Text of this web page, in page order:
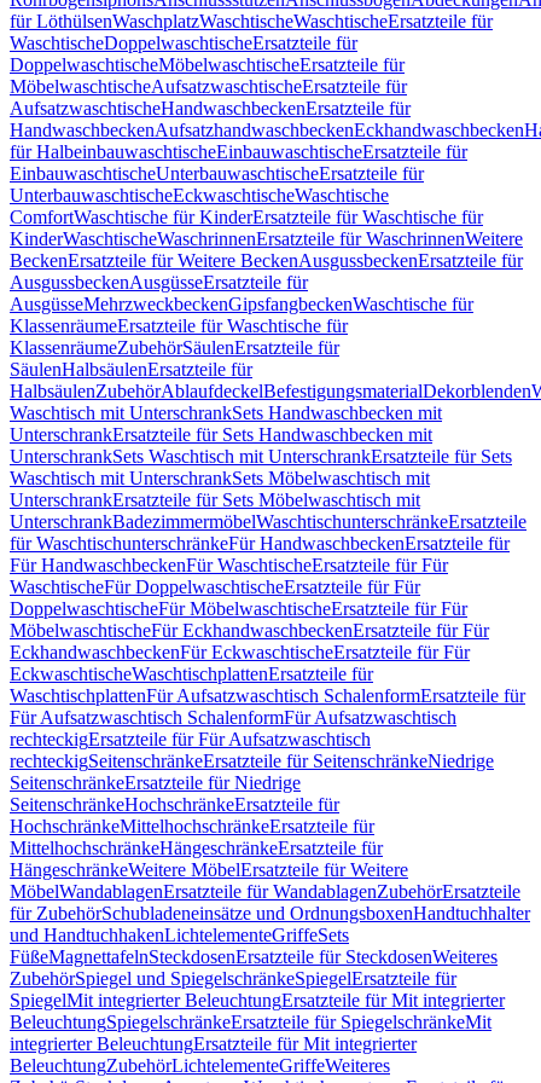
für LöthülsenWaschplatzWaschtischeWaschtischeErsatzteile für
WaschtischeDoppelwaschtischeErsatzteile für
DoppelwaschtischeMöbelwaschtischeErsatzteile für
MöbelwaschtischeAufsatzwaschtischeErsatzteile für
AufsatzwaschtischeHandwaschbeckenErsatzteile für
HandwaschbeckenAufsatzhandwaschbeckenEckhandwaschbecken
für HalbeinbauwaschtischeEinbauwaschtischeErsatzteile für
EinbauwaschtischeUnterbauwaschtischeErsatzteile für
UnterbauwaschtischeEckwaschtischeWaschtische
ComfortWaschtische für KinderErsatzteile für Waschtische für
KinderWaschtischeWaschrinnenErsatzteile für WaschrinnenWeitere
BeckenErsatzteile für Weitere BeckenAusgussbeckenErsatzteile für
AusgussbeckenAusgüsseErsatzteile für
AusgüsseMehrzweckbeckenGipsfangbeckenWaschtische für
KlassenräumeErsatzteile für Waschtische für
KlassenräumeZubehörSäulenErsatzteile für
SäulenHalbsäulenErsatzteile für
HalbsäulenZubehörAblaufdeckelBefestigungsmaterialDekorblenden
Waschtisch mit UnterschrankSets Handwaschbecken mit
UnterschrankErsatzteile für Sets Handwaschbecken mit
UnterschrankSets Waschtisch mit UnterschrankErsatzteile für Sets
Waschtisch mit UnterschrankSets Möbelwaschtisch mit
UnterschrankErsatzteile für Sets Möbelwaschtisch mit
UnterschrankBadezimmermöbelWaschtischunterschränkeErsatzteile
für WaschtischunterschränkeFür HandwaschbeckenErsatzteile für
Für HandwaschbeckenFür WaschtischeErsatzteile für Für
WaschtischeFür DoppelwaschtischeErsatzteile für Für
DoppelwaschtischeFür MöbelwaschtischeErsatzteile für Für
MöbelwaschtischeFür EckhandwaschbeckenErsatzteile für Für
EckhandwaschbeckenFür EckwaschtischeErsatzteile für Für
EckwaschtischeWaschtischplattenErsatzteile für
WaschtischplattenFür Aufsatzwaschtisch SchalenformErsatzteile für
Für Aufsatzwaschtisch SchalenformFür Aufsatzwaschtisch
rechteckigErsatzteile für Für Aufsatzwaschtisch
rechteckigSeitenschränkeErsatzteile für SeitenschränkeNiedrige
SeitenschränkeErsatzteile für Niedrige
SeitenschränkeHochschränkeErsatzteile für
HochschränkeMittelhochschränkeErsatzteile für
MittelhochschränkeHängeschränkeErsatzteile für
HängeschränkeWeitere MöbelErsatzteile für Weitere
MöbelWandablagenErsatzteile für WandablagenZubehörErsatzteile
für ZubehörSchubladeneinsätze und OrdnungsboxenHandtuchhalter
und HandtuchhakenLichtelementeGriffeSets
FüßeMagnettafelnSteckdosenErsatzteile für SteckdosenWeiteres
ZubehörSpiegel und SpiegelschränkeSpiegelErsatzteile für
SpiegelMit integrierter BeleuchtungErsatzteile für Mit integrierter
BeleuchtungSpiegelschränkeErsatzteile für SpiegelschränkeMit
integrierter BeleuchtungErsatzteile für Mit integrierter
BeleuchtungZubehörLichtelementeGriffeWeiteres